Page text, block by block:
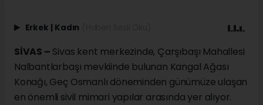
Erkek Kadın
SİVAS – Sivas kent merkezinde, Çarşıbaşı Mahallesi
Nalbantlarbaşı mevkiinde bulunan Kangal Ağası
Konağı, Geç Osmanlı döneminden günümüze ulaşan
en önemli sivil mimari yapılar arasında yer alıyor.